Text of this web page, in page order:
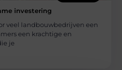
investering
veel landbouwbedrijven een
een krachtige en
je